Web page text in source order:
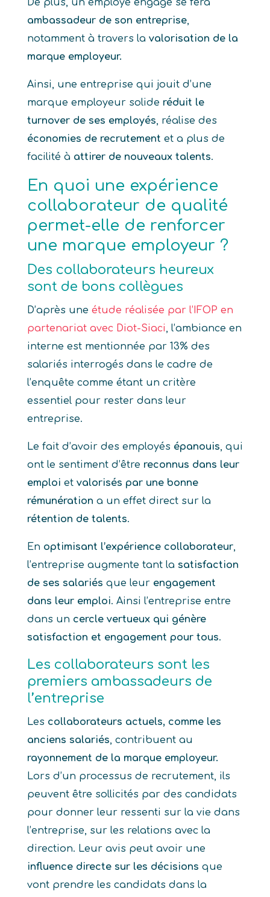
De plus, un employé engagé se fera
ambassadeur de son entreprise,
notamment à travers la valorisation de la
marque employeur.
Ainsi, une entreprise qui jouit d’une
marque employeur solide réduit le
turnover de ses employés, réalise des
économies de recrutement et a plus de
facilité à attirer de nouveaux talents.
En quoi une expérience
collaborateur de qualité
permet-elle de renforcer
une marque employeur ?
Des collaborateurs heureux
sont de bons collègues
D’après une étude réalisée par l’IFOP en
partenariat avec Diot-Siaci, l’ambiance en
interne est mentionnée par 13% des
salariés interrogés dans le cadre de
l’enquête comme étant un critère
essentiel pour rester dans leur
entreprise.
Le fait d’avoir des employés épanouis, qui
ont le sentiment d’être reconnus dans leur
emploi et valorisés par une bonne
rémunération a un effet direct sur la
rétention de talents.
En optimisant l’expérience collaborateur,
l’entreprise augmente tant la satisfaction
de ses salariés que leur engagement
dans leur emploi. Ainsi l’entreprise entre
dans un cercle vertueux qui génère
satisfaction et engagement pour tous.
Les collaborateurs sont les
premiers ambassadeurs de
l’entreprise
Les collaborateurs actuels, comme les
anciens salariés, contribuent au
rayonnement de la marque employeur.
Lors d’un processus de recrutement, ils
peuvent être sollicités par des candidats
pour donner leur ressenti sur la vie dans
l’entreprise, sur les relations avec la
direction. Leur avis peut avoir une
influence directe sur les décisions que
vont prendre les candidats dans la